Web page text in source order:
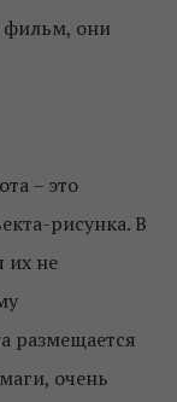
фильм, они
– это
рисунка. В
их не
размещается
очень